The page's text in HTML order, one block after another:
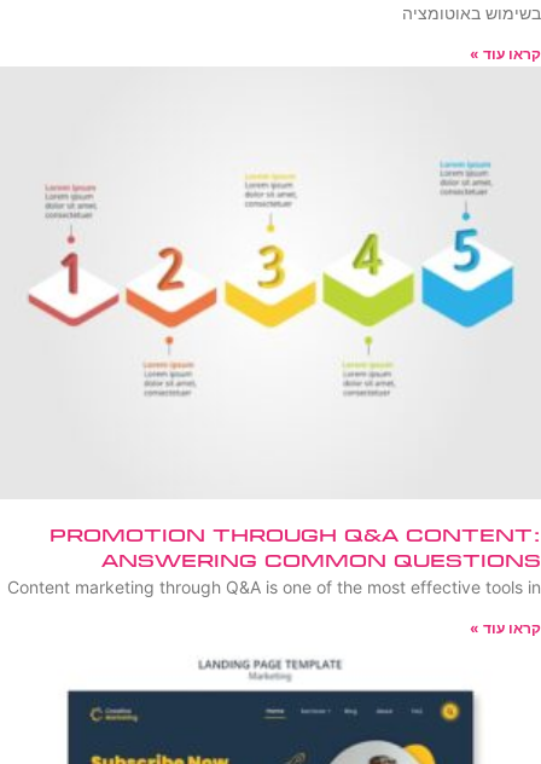
בשימוש באוטומציה
קראו עוד »
Promotion Through Q&A Content:
Answering Common Questions
Content marketing through Q&A is one of the most effective tools in
קראו עוד »